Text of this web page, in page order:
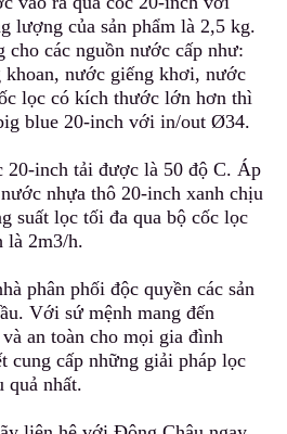
lượng của sản phẩm là 2,5 kg.
cho các nguồn nước cấp như:
khoan, nước giếng khơi, nước
lọc có kích thước lớn hơn thì
blue 20-inch với in/out Ø34.
20-inch tải được là 50 độ C. Áp
nhựa thô 20-inch xanh chịu
suất lọc tối đa qua bộ cốc lọc
là 2m3/h.
phân phối độc quyền các sản
Với sứ mệnh mang đến
an toàn cho mọi gia đình
cung cấp những giải pháp lọc
quả nhất.